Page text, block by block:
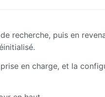
recherche, puis en
en charge, et la